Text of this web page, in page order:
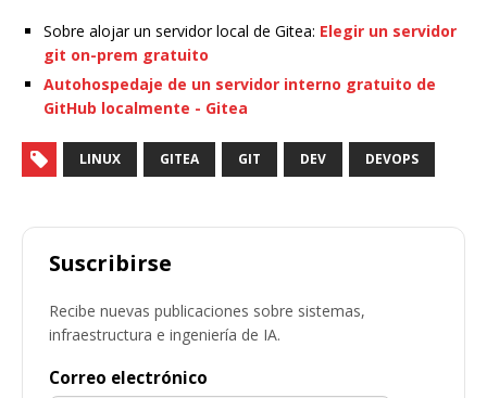
Sobre alojar un servidor local de Gitea: Elegir un servidor
git on-prem gratuito
Autohospedaje de un servidor interno gratuito de
GitHub localmente - Gitea
LINUX GITEA GIT DEV DEVOPS
Suscribirse
Recibe nuevas publicaciones sobre sistemas,
infraestructura e ingeniería de IA.
Correo electrónico